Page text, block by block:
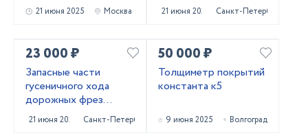
21 июня 2025 Москва 21 июня 2025 Санкт-Петербург
23 000 ₽
Запасные части
гусеничного хода
дорожных фрез
Caterpillar PM620
21 июня 2025 Санкт-Петербург
50 000 ₽
Толщиметр покрытий
константа к5
9 июня 2025 Волгоград